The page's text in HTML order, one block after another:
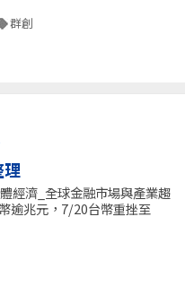
群創
經濟_全球金融市場與產業趨
逾兆元，7/20台幣重挫至